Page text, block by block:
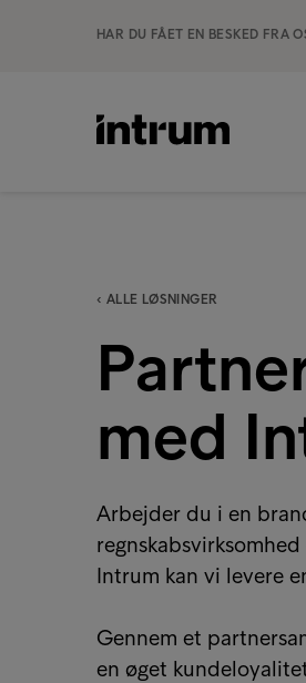
HAR DU FÅET EN BESKED FRA
‹ ALLE LØSNINGER
med
Arbejder du i en
Intrum kan vi levere
Gennem et
en øget